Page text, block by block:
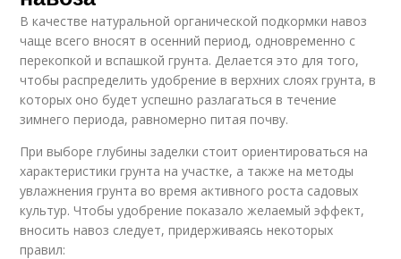
В качестве натуральной органической подкормки навоз
чаще всего вносят в осенний период, одновременно с
перекопкой и вспашкой грунта. Делается это для того,
чтобы распределить удобрение в верхних слоях грунта, в
которых оно будет успешно разлагаться в течение
зимнего периода, равномерно питая почву.
При выборе глубины заделки стоит ориентироваться на
характеристики грунта на участке, а также на методы
увлажнения грунта во время активного роста садовых
культур. Чтобы удобрение показало желаемый эффект,
вносить навоз следует, придерживаясь некоторых
правил: